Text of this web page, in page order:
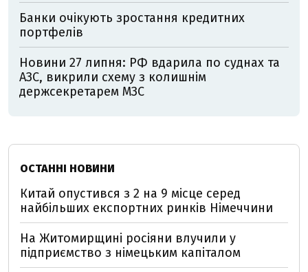
Банки очікують зростання кредитних
портфелів
Новини 27 липня: РФ вдарила по суднах та
АЗС, викрили схему з колишнім
держсекретарем МЗС
ОСТАННІ НОВИНИ
Китай опустився з 2 на 9 місце серед
найбільших експортних ринків Німеччини
На Житомирщині росіяни влучили у
підприємство з німецьким капіталом